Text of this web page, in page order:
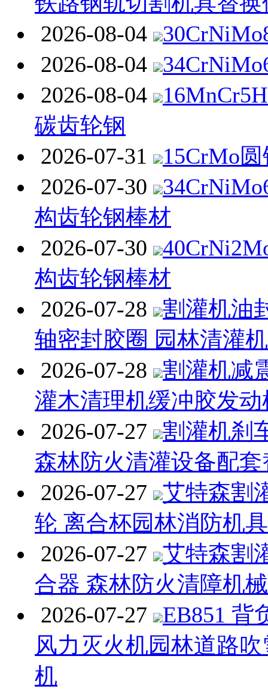
2026-08-04
2026-08-04
2026-08-04
碳齿轮钢
2026-07-31
15CrMo
2026-07-30
构齿轮钢棒材
2026-07-30
构齿轮钢棒材
2026-07-28
割灌机油
轴密封胶圈 园林清灌
2026-07-28
割灌机减
灌木清理机缓冲胶发
2026-07-27
割灌机刹
森林防火清灌设备配
2026-07-27
艾特森割
轮 离合杯园林消防机
2026-07-27
艾特森割
合器 森林防火清障机
2026-07-27
EB851 背
风力灭火机园林道路
机